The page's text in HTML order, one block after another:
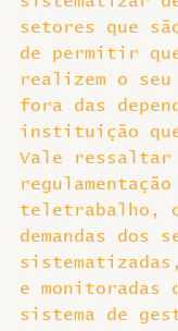
setores que
de permitir
realizem o
fora das
instituição
Vale ressaltar
teletrabalho,
demandas dos
e monitoradas
sistema de